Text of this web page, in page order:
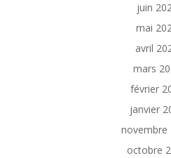
juin
mai
avril
mars
février
janvier
novembre
octobre